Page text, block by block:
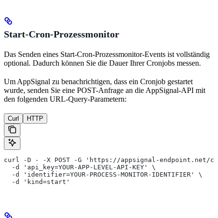
Start-Cron-Prozessmonitor
Das Senden eines Start-Cron-Prozessmonitor-Events ist vollständig
optional. Dadurch können Sie die Dauer Ihrer Cronjobs messen.
Um AppSignal zu benachrichtigen, dass ein Cronjob gestartet
wurde, senden Sie eine POST-Anfrage an die AppSignal-API mit
den folgenden URL-Query-Parametern:
Curl HTTP
curl -D - -X POST -G 'https://appsignal-endpoint.net/
  -d 'api_key=YOUR-APP-LEVEL-API-KEY' \
  -d 'identifier=YOUR-PROCESS-MONITOR-IDENTIFIER' \
  -d 'kind=start'